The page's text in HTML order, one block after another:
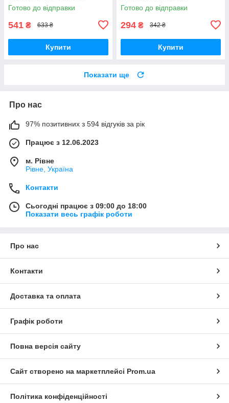
Готово до відправки
541 ₴ 633 ₴
Купити
Готово до відправки
294 ₴ 342 ₴
Купити
Показати ще
Про нас
97% позитивних з 594 відгуків за рік
Працює з 12.06.2023
м. Рівне
Рівне, Україна
Контакти
Сьогодні працює з 09:00 до 18:00
Показати весь графік роботи
Про нас
Контакти
Доставка та оплата
Графік роботи
Повна версія сайту
Сайт створено на маркетплейсі Prom.ua
Політика конфіденційності